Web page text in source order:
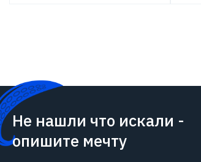
Не нашли что искали -
опишите мечту